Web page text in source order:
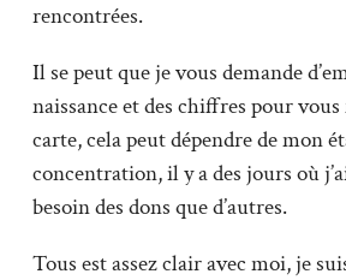
rencontrées.
Il se peut que je vous demande
naissance et des chiffres pour
carte, cela peut dépendre de mon
concentration, il y a des jours où
besoin des dons que d’autres.
Tous est assez clair avec moi, je